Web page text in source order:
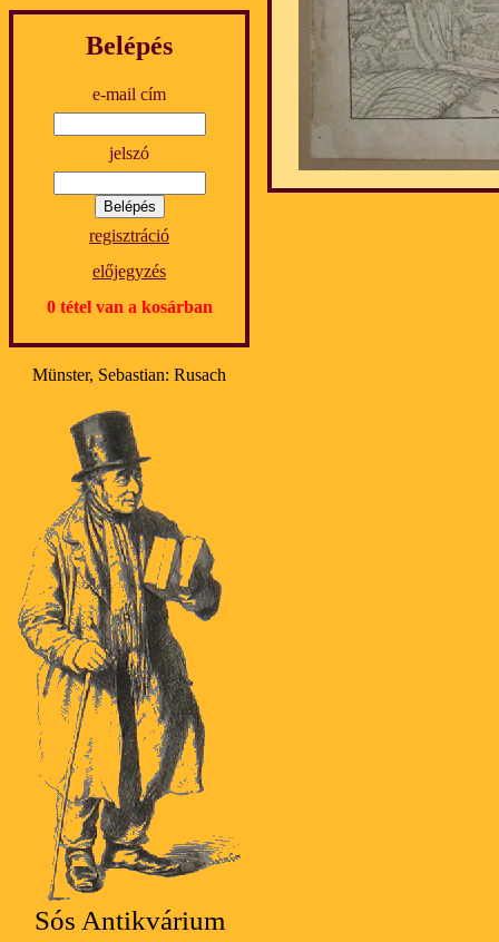
Belépés
e-mail cím
jelszó
regisztráció
előjegyzés
0 tétel van a kosárban
Münster, Sebastian: Rusach
Sós Antikvárium